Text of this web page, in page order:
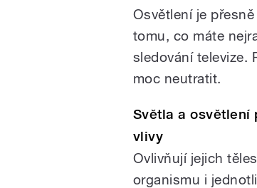
Osvětlení je
tomu, co máte
sledování televize.
moc neutratit.
Světla a osvětlení
vlivy
Ovlivňují jejich
organismu i